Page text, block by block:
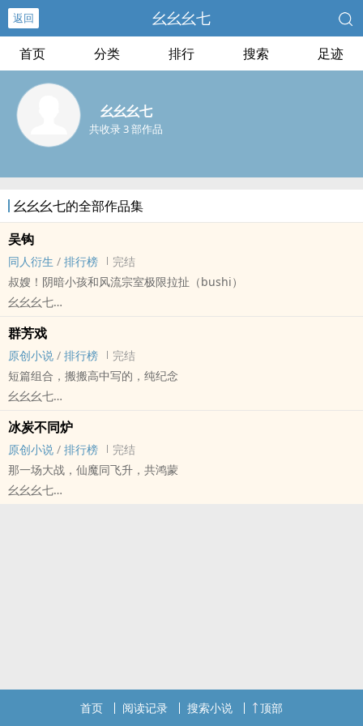
返回 幺幺幺七
首页 分类 排行 搜索 足迹
幺幺幺七
共收录 3 部作品
幺幺幺七的全部作品集
吴钩
同人衍生 / 排行榜
完结
叔嫂！阴暗小孩和风流宗室极限拉扯（bushi）
幺幺幺七
完结 - 主受视角 - 强强 - 年上
1v1 - 清水
初见广陵王，再见乔女郎，妖人算计得好手段！（小孩咬牙）才不会
被迷惑！
拐骗孙家男人，信手拈来（笑）
预警:有策出现且ooc，建立在孙策打广陵且不是恋爱脑的假设背景
下，不是广陵王视角，是孙权视角，有其他人物出现，我是cp杂食
者，精神洁癖勿入
群芳戏
原创小说 / 排行榜
完结
短篇组合，搬搬高中写的，纯纪念
幺幺幺七
古代 - 现代
冰炭不同炉
原创小说 / 排行榜
完结
那一场大战，仙魔同飞升，共鸿蒙
幺幺幺七
首页 阅读记录 搜索小说 顶部